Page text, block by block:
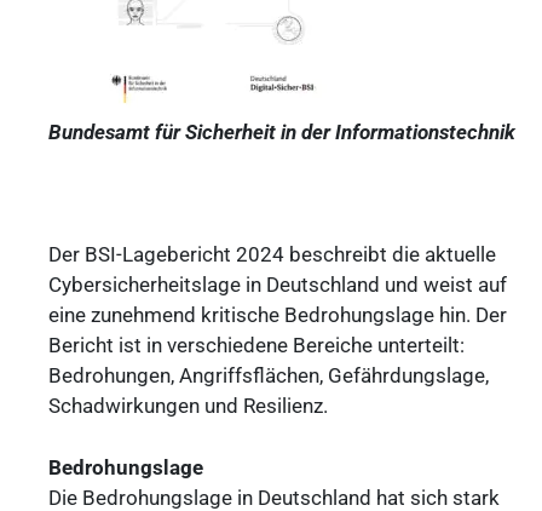
Bundesamt für Sicherheit in der Informationstechnik
Der BSI-Lagebericht 2024 beschreibt die aktuelle
Cybersicherheitslage in Deutschland und weist auf
eine zunehmend kritische Bedrohungslage hin. Der
Bericht ist in verschiedene Bereiche unterteilt:
Bedrohungen, Angriffsflächen, Gefährdungslage,
Schadwirkungen und Resilienz.
Bedrohungslage
Die Bedrohungslage in Deutschland hat sich stark